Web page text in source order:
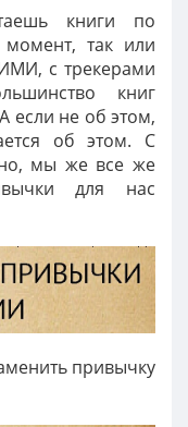
книги по
момент, так или
с трекерами
книг
если не об этом,
об этом. С
мы же все же
для нас
привычку